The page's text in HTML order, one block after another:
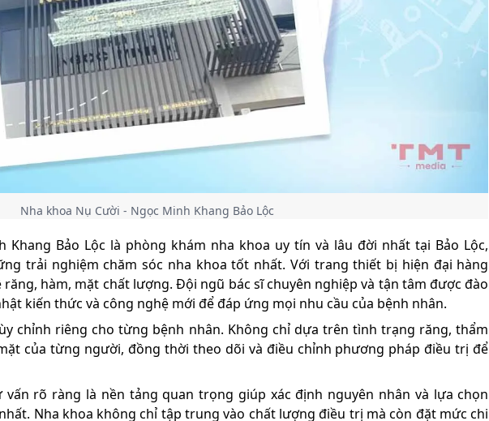
Nha khoa Nụ Cười - Ngọc Minh Khang Bảo Lộc
Khang Bảo Lộc là phòng khám nha khoa uy tín và lâu đời nhất tại Bảo Lộc,
trải nghiệm chăm sóc nha khoa tốt nhất. Với trang thiết bị hiện đại hàng
răng, hàm, mặt chất lượng. Đội ngũ bác sĩ chuyên nghiệp và tận tâm được đào
kiến thức và công nghệ mới để đáp ứng mọi nhu cầu của bệnh nhân.
chỉnh riêng cho từng bệnh nhân. Không chỉ dựa trên tình trạng răng, thẩm
của từng người, đồng thời theo dõi và điều chỉnh phương pháp điều trị để
rõ ràng là nền tảng quan trọng giúp xác định nguyên nhân và lựa chọn
Nha khoa không chỉ tập trung vào chất lượng điều trị mà còn đặt mức chi